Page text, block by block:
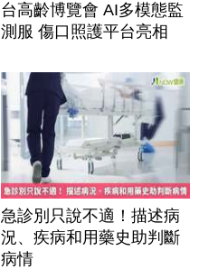
台高齡博覽會 AI多模態監
測服 傷口照護平台亮相
急診別只說不適！描述病
況、疾病和用藥史助判斷
病情